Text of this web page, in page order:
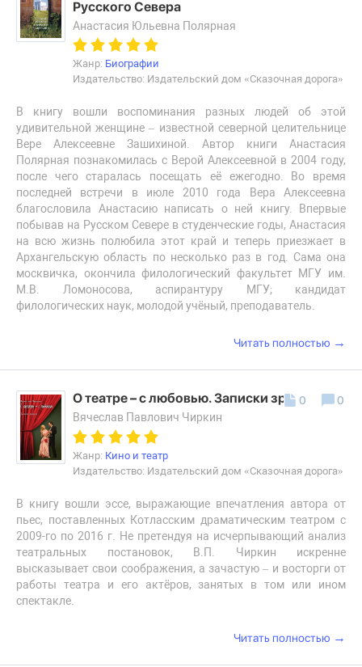
Русского Севера
Анастасия Юльевна Полярная
Жанр: Биографии
Издательство: Издательский дом «Сказочная дорога»
В книгу вошли воспоминания разных людей об этой
удивительной женщине – известной северной целительнице
Вере Алексеевне Зашихиной. Автор книги Анастасия
Полярная познакомилась с Верой Алексеевной в 2004 году,
после чего старалась посещать её ежегодно. Во время
последней встречи в июле 2010 года Вера Алексеевна
благословила Анастасию написать о ней книгу. Впервые
побывав на Русском Севере в студенческие годы, Анастасия
на всю жизнь полюбила этот край и теперь приезжает в
Архангельскую область по несколько раз в год. Сама она
москвичка, окончила филологический факультет МГУ им.
М.В. Ломоносова, аспирантуру МГУ; кандидат
филологических наук, молодой учёный, преподаватель.
Читать полностью →
О театре – с любовью. Записки зрителя
Вячеслав Павлович Чиркин
Жанр: Кино и театр
Издательство: Издательский дом «Сказочная дорога»
В книгу вошли эссе, выражающие впечатления автора от
пьес, поставленных Котласским драматическим театром с
2009-го по 2016 г. Не претендуя на исчерпывающий анализ
театральных постановок, В.П. Чиркин искренне
высказывает свои соображения, а зачастую – и восторги от
работы театра и его актёров, занятых в том или ином
спектакле.
0 0
Читать полностью →